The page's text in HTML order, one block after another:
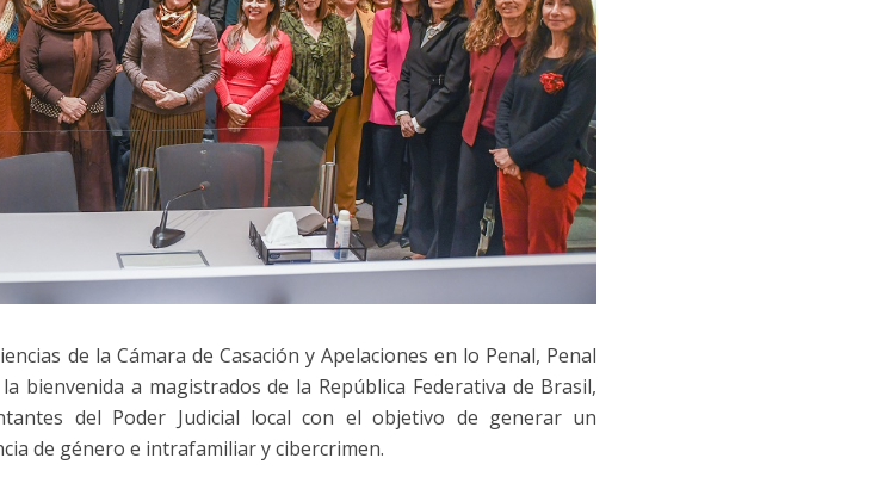
de la Cámara de Casación y Apelaciones en lo Penal, Penal
bienvenida a magistrados de la República Federativa de Brasil,
del Poder Judicial local con el objetivo de generar un
de género e intrafamiliar y cibercrimen.